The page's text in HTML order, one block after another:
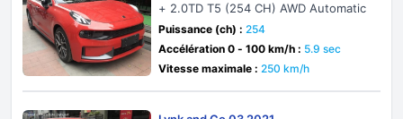
+ 2.0TD T5 (254 CH) AWD Automatic
Puissance (ch) : 254
Accélération 0 - 100 km/h : 5.9 sec
Vitesse maximale : 250 km/h